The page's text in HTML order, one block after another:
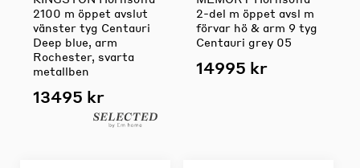
2100 m öppet avslut
vänster tyg Centauri
Deep blue, arm
Rochester, svarta
metallben
13495 kr
2-del m öppet avsl m
förvar hö & arm 9 tyg
Centauri grey 05
14995 kr